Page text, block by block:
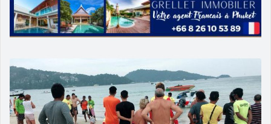
‘Phuket Eye’ assurera la sécurité pendant Songkran
Campagne de sécurité routière ‘Seven Days of Danger’ de